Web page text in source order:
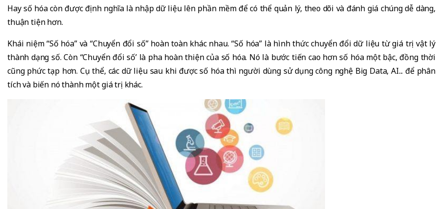
Hay số hóa còn được định nghĩa là nhập dữ liệu lên phần mềm để có thể quản lý, theo dõi và đánh giá chúng dễ dàng,
thuận tiện hơn.
Khái niệm “Số hóa” và “Chuyển đổi số” hoàn toàn khác nhau. “Số hóa” là hình thức chuyển đổi dữ liệu từ giá trị vật lý
thành dạng số. Còn “Chuyển đổi số’ là pha hoàn thiện của số hóa. Nó là bước tiến cao hơn số hóa một bậc, đồng thời
cũng phức tạp hơn. Cụ thể, các dữ liệu sau khi được số hóa thì người dùng sử dụng công nghệ Big Data, AI... để phân
tích và biến nó thành một giá trị khác.